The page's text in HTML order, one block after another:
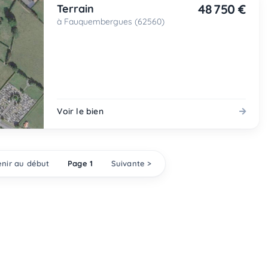
Terrain
à Fauquembergues (62560)
48 750 €
Voir le bien
au début Page 1 Suivante >